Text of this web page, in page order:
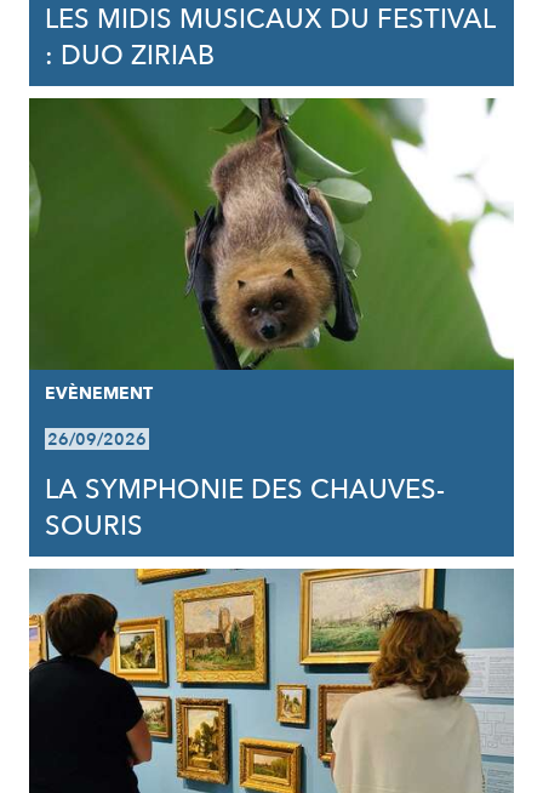
LES MIDIS MUSICAUX DU FESTIVAL
: DUO ZIRIAB
EVÈNEMENT
26/09/2026
LA SYMPHONIE DES CHAUVES-
SOURIS